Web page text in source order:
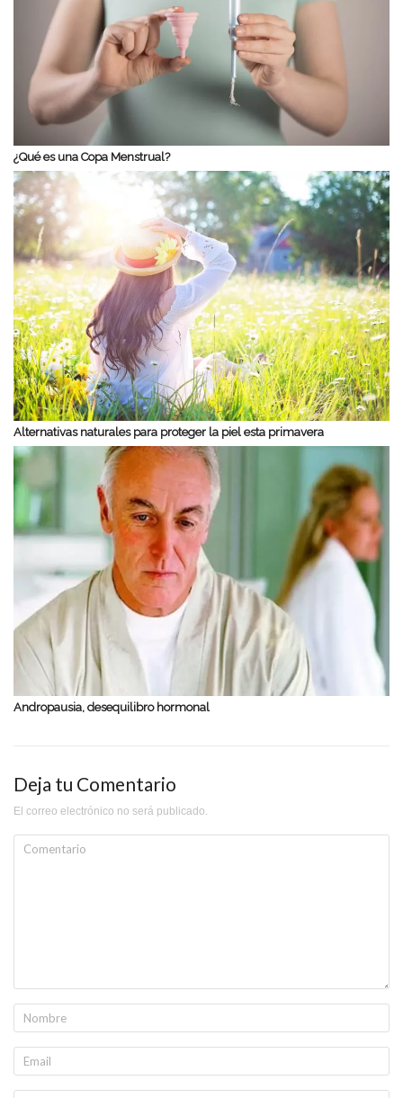
¿Qué es una Copa Menstrual?
Alternativas naturales para proteger la piel esta primavera
Andropausia, desequilibro hormonal
Deja tu Comentario
El correo electrónico no será publicado.